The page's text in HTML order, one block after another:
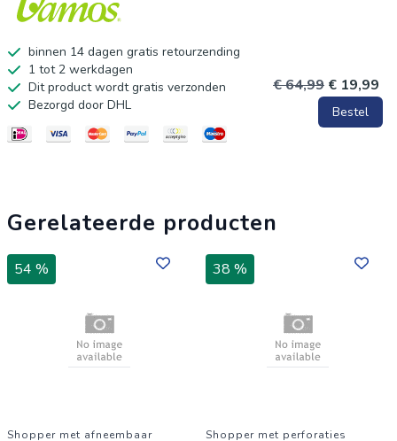
binnen 14 dagen gratis retourzending
1 tot 2 werkdagen
Dit product wordt gratis verzonden
Bezorgd door DHL
€ 64,99 € 19,99
Bestel
Gerelateerde producten
54 %
Shopper met afneembaar
38 %
Shopper met perforaties